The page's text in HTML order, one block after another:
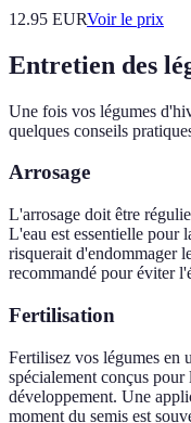
12.95 EURVoir le prix
Entretien des
Une fois vos légumes
quelques conseils
Arrosage
L'arrosage doit être
L'eau est essentielle pour
risquerait d'endommager
recommandé pour éviter
Fertilisation
Fertilisez vos légumes en
spécialement conçus
développement. Une
moment du semis est